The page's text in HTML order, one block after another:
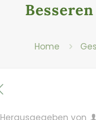
Home
Herausgegeben von